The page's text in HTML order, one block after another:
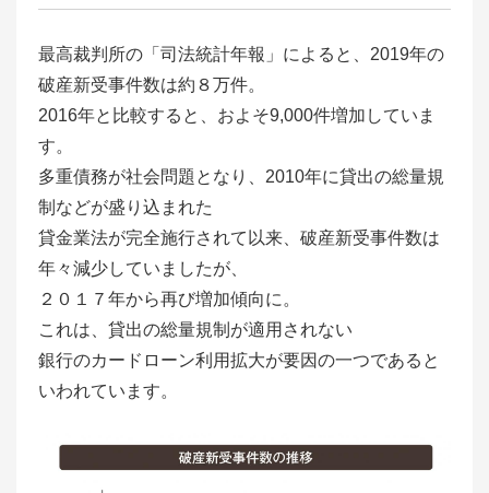
最高裁判所の「司法統計年報」によると、2019年の
破産新受事件数は約８万件。
2016年と比較すると、およそ9,000件増加していま
す。
多重債務が社会問題となり、2010年に貸出の総量規
制などが盛り込まれた
貸金業法が完全施行されて以来、破産新受事件数は
年々減少していましたが、
２０１７年から再び増加傾向に。
これは、貸出の総量規制が適用されない
銀行のカードローン利用拡大が要因の一つであると
いわれています。